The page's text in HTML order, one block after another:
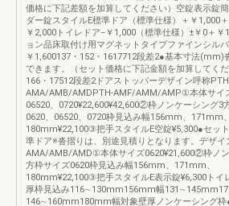
価格に下記差額を加算してください）空錠表示錠
ダー錠スタイルE標準ドア（標準仕様）＋￥1,000
￥2,000トイレドア−￥1,000（標準仕様）±￥0＋￥
ョン品床取付け用マグネットタイプファインシル
￥1,600137・152・1617712段差2●基本寸法(mm)
できます。（セット価格に下記金額を加算してくだ
166・17512段差2ドアストッパーデザイン呼称
AMA/AMB/AMDPTH-AMF/AMM/AMP①本体サイ
06520、0720¥22,600¥42,600②枠ノンケーシング3
0620、06520、0720枠見込み幅156mm、171mm、
180mm¥22,100③把手スタイルE空錠¥5,300●セッ
準ドア※沓摺りは、別途見積りとなります。デザイ
AMA/AMB/AMD①本体サイズ0620¥21,600②枠ノ
方枠サイズ0620枠見込み幅156mm、171mm、
180mm¥22,100③把手スタイルE表示錠¥6,300トイ
厚枠見込み116∼130mm156mm幅
146∼160mm180mm幅対象壁厚ノンケーシング枠